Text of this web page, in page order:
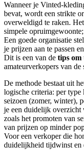
Wanneer je Vinted-
bevat, wordt een strikte
overweldigd te raken.
simpele
Een goede organisatie
je prijzen aan te passen
Dit is een van de tips om
amateurverkopers van
De methode bestaat uit
logische criteria: per
seizoen (zomer, winter),
je een duidelijk overzicht
zoals het promoten van
van prijzen op minder
Voor een verkoper die
duidelijkheid tijdwinst en